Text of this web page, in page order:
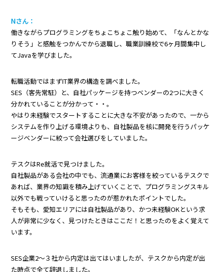
Nさん：
働きながらプログラミングをちょこちょこ触り始めて、「なんとかな
りそう」と感触をつかんでから退職し、職業訓練校で6ヶ月間集中し
てJavaを学びました。
転職活動ではまずIT業界の構造を調べました。
SES（客先常駐）と、自社パッケージを持つベンダーの2つに大きく
分かれていることが分かって・・。
やはり未経験でスタートすることに大きな不安があったので、一から
システムを作り上げる環境よりも、自社製品を核に開発を行うパッケ
ージベンダーに絞って会社選びをしていました。
テスクはRe就活で見つけました。
自社製品がある会社の中でも、流通業にお客様を絞っているテスクで
あれば、業界の知識を積み上げていくことで、プログラミングスキル
以外でも戦っていけると思ったのが惹かれたポイントでした。
そもそも、愛知エリアには自社製品があり、かつ未経験OKという求
人が非常に少なく、見つけたときはここだ！と思ったのをよく覚えて
います。
SES企業2～３社から内定は出てはいましたが、テスクから内定が出
た時点で全て辞退しました。